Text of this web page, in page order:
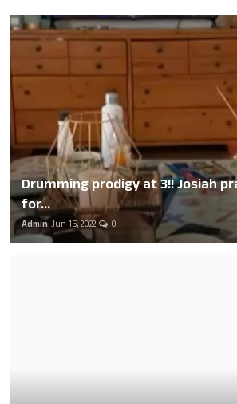
Drumming prodigy at 3!! Josiah
for...
Admin Jun 15, 2022 0